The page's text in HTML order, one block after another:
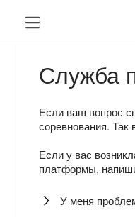
Служба
Если ваш вопрос
соревнования. Так
Если у вас
платформы,
У меня